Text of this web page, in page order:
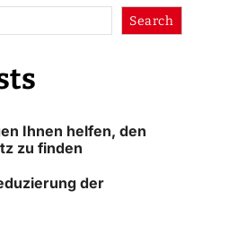
Search
Ihnen helfen, den
zu finden
der